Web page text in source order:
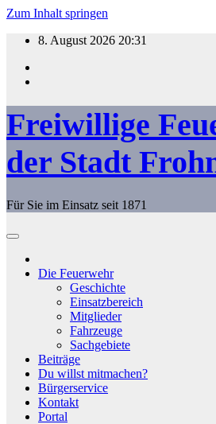
Zum Inhalt springen
8. August 2026 20:31
Freiwillige
der Stadt
Für Sie im Einsatz seit 1871
Die Feuerwehr
Geschichte
Einsatzbereich
Mitglieder
Fahrzeuge
Sachgebiete
Beiträge
Du willst mitmachen?
Bürgerservice
Kontakt
Portal